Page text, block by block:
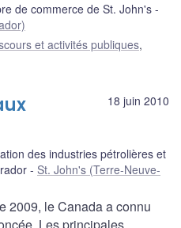
de commerce de St. John's
et activités publiques,
18 juin 2010
des industries pétrolières et
St. John's (Terre-Neuve-
2009, le Canada a connu